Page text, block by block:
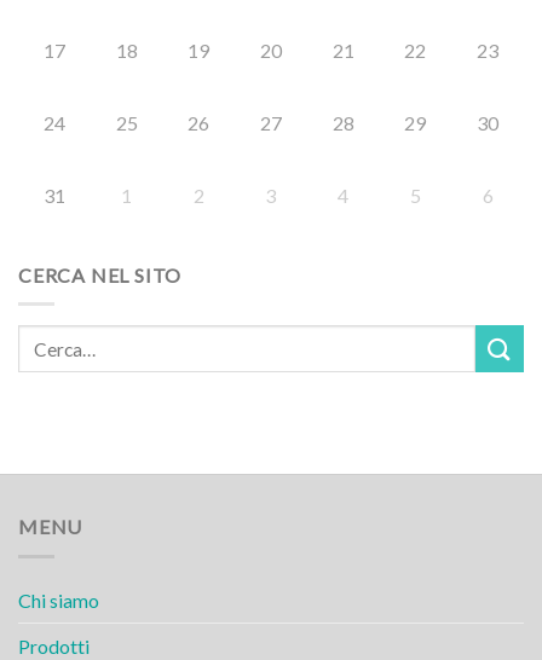
17 18 19 20 21 22 23
24 25 26 27 28 29 30
31 1 2 3 4 5 6
CERCA NEL SITO
MENU
Chi siamo
Prodotti